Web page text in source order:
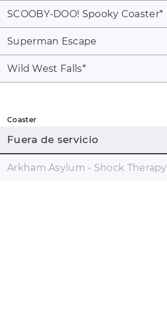
SCOOBY-DOO! Spooky Coaster*
Superman Escape
Wild West Falls*
Coaster
Fuera de servicio
Arkham Asylum - Shock Therapy